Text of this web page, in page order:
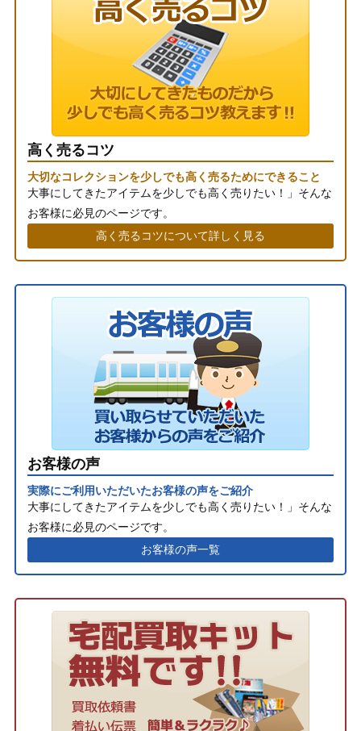
高く売るコツ
大切なコレクションを少しでも高く売るためにできること
大事にしてきたアイテムを少しでも高く売りたい！」そんな
お客様に必見のページです。
高く売るコツについて詳しく見る
お客様の声
実際にご利用いただいたお客様の声をご紹介
大事にしてきたアイテムを少しでも高く売りたい！」そんな
お客様に必見のページです。
お客様の声一覧